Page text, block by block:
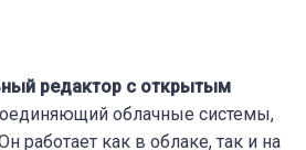
редактор с открытым
облачные системы,
работает как в облаке, так и на